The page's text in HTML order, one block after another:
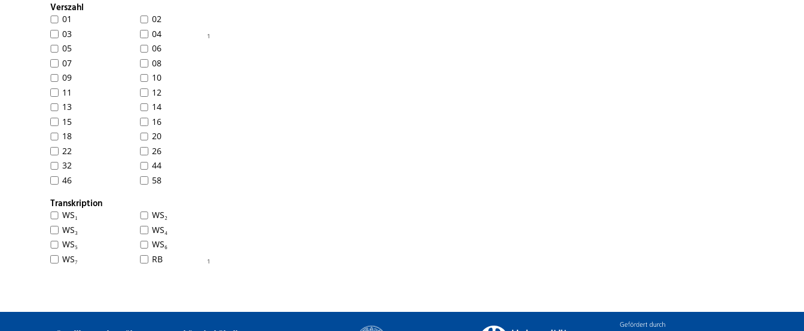
Verszahl
01
02
03
1
04
05
06
07
08
09
10
11
12
13
14
15
16
18
20
22
26
32
44
46
58
Transkription
WS₁
WS₂
WS₃
WS₄
WS₅
WS₆
WS₇
1
RB